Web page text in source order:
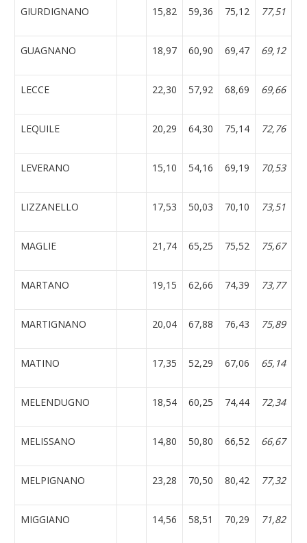
GIURDIGNANO 15,82 59,36 75,12 77,51
GUAGNANO 18,97 60,90 69,47 69,12
LECCE 22,30 57,92 68,69 69,66
LEQUILE 20,29 64,30 75,14 72,76
LEVERANO 15,10 54,16 69,19 70,53
LIZZANELLO 17,53 50,03 70,10 73,51
MAGLIE 21,74 65,25 75,52 75,67
MARTANO 19,15 62,66 74,39 73,77
MARTIGNANO 20,04 67,88 76,43 75,89
MATINO 17,35 52,29 67,06 65,14
MELENDUGNO 18,54 60,25 74,44 72,34
MELISSANO 14,80 50,80 66,52 66,67
MELPIGNANO 23,28 70,50 80,42 77,32
MIGGIANO 14,56 58,51 70,29 71,82